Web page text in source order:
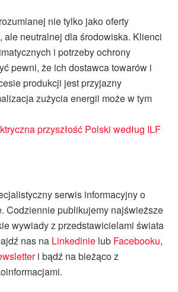
nie tylko jako oferty
ale neutralnej dla środowiska. Klienci
i potrzeby ochrony
pewni, że ich dostawca towarów i
produkcji jest przyjazny
zużycia energii może w tym
przyszłość Polski według ILF
serwis informacyjny o
Codziennie publikujemy najświeższe
wywiady z przedstawicielami świata
nas na Linkedinie lub Facebooku,
i bądź na bieżąco z